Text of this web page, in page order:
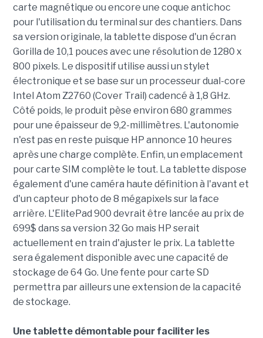
carte magnétique ou encore une coque antichoc
pour l'utilisation du terminal sur des chantiers. Dans
sa version originale, la tablette dispose d'un écran
Gorilla de 10,1 pouces avec une résolution de 1280 x
800 pixels. Le dispositif utilise aussi un stylet
électronique et se base sur un processeur dual-core
Intel Atom Z2760 (Cover Trail) cadencé à 1,8 GHz.
Côté poids, le produit pèse environ 680 grammes
pour une épaisseur de 9,2-millimètres. L'autonomie
n'est pas en reste puisque HP annonce 10 heures
après une charge complète. Enfin, un emplacement
pour carte SIM complète le tout. La tablette dispose
également d'une caméra haute définition à l'avant et
d'un capteur photo de 8 mégapixels sur la face
arrière. L'ElitePad 900 devrait être lancée au prix de
699$ dans sa version 32 Go mais HP serait
actuellement en train d'ajuster le prix. La tablette
sera également disponible avec une capacité de
stockage de 64 Go. Une fente pour carte SD
permettra par ailleurs une extension de la capacité
de stockage.
Une tablette démontable pour faciliter les